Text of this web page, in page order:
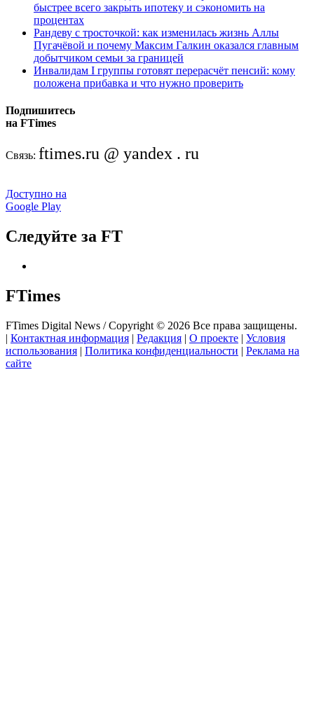
быстрее всего закрыть ипотеку и сэкономить на
процентах
Рандеву с тросточкой: как изменилась жизнь Аллы
Пугачёвой и почему Максим Галкин оказался главным
добытчиком семьи за границей
Инвалидам I группы готовят перерасчёт пенсий: кому
положена прибавка и что нужно проверить
Подпишитесь
на FTimes
Связь: ftimes.ru @ yandex . ru
Доступно на
Google Play
Следуйте за FT
FTimes
FTimes Digital News / Copyright © 2026 Все права защищены.
| Контактная информация | Редакция | О проекте | Условия
использования | Политика конфиденциальности | Реклама на
сайте